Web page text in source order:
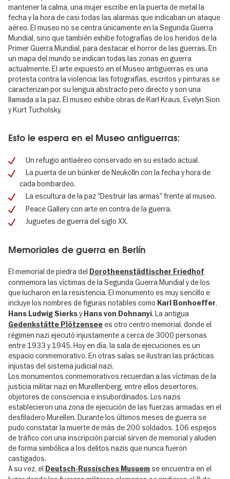
mantener la calma, una mujer escribe en la puerta de metal la
fecha y la hora de casi todas las alarmas que indicaban un ataque
aéreo. El museo no se centra únicamente en la Segunda Guerra
Mundial, sino que también exhibe fotografías de los heridos de la
Primer Guerra Mundial, para destacar el horror de las guerras. En
un mapa del mundo se indican todas las zonas en guerra
actualmente. El arte expuesto en el Museo antiguerras es una
protesta contra la violencia: las fotografías, escritos y pinturas se
caracterizan por su lengua abstracto pero directo y son una
llamada a la paz. El museo exhibe obras de Karl Kraus, Evelyn Sion
y Kurt Tucholsky.
Esto le espera en el Museo antiguerras:
Un refugio antiaéreo conservado en su estado actual.
La puerta de un búnker de Neukölln con la fecha y hora de
cada bombardeo.
La escultura de la paz "Destruir las armas" frente al museo.
Peace Gallery con arte en contra de la guerra.
Juguetes de guerra del siglo XX.
Memoriales de guerra en Berlín
El memorial de piedra del Dorotheenstädtischer Friedhof
conmemora las víctimas de la Segunda Guerra Mundial y de los
que lucharon en la resistencia. El monumento es muy sencillo e
incluye los nombres de figuras notables como Karl Bonhoeffer,
Hans Ludwig SierksyHans von Dohnanyi. La antigua
Gedenkstätte Plötzensee es otro centro memorial, donde el
régimen nazi ejecutó injustamente a cerca de 3000 personas
entre 1933 y 1945. Hoy en día, la sala de ejecuciones es un
espacio conmemorativo. En otras salas se ilustran las prácticas
injustas del sistema judicial nazi.
Los monumentos conmemorativos recuerdan a las víctimas de la
justicia militar nazi en Murellenberg, entre ellos desertores,
objetores de consciencia e insubordinados. Los nazis
establecieron una zona de ejecución de las fuerzas armadas en el
desfiladero Murellen. Durante los últimos meses de guerra se
pudo constatar la muerte de más de 200 soldados. 106 espejos
de tráfico con una inscripción parcial sirven de memorial y aluden
de forma simbólica a los delitos nazis que nunca fueron
castigados.
A su vez, el Deutsch-Russisches Musuem se encuentra en el